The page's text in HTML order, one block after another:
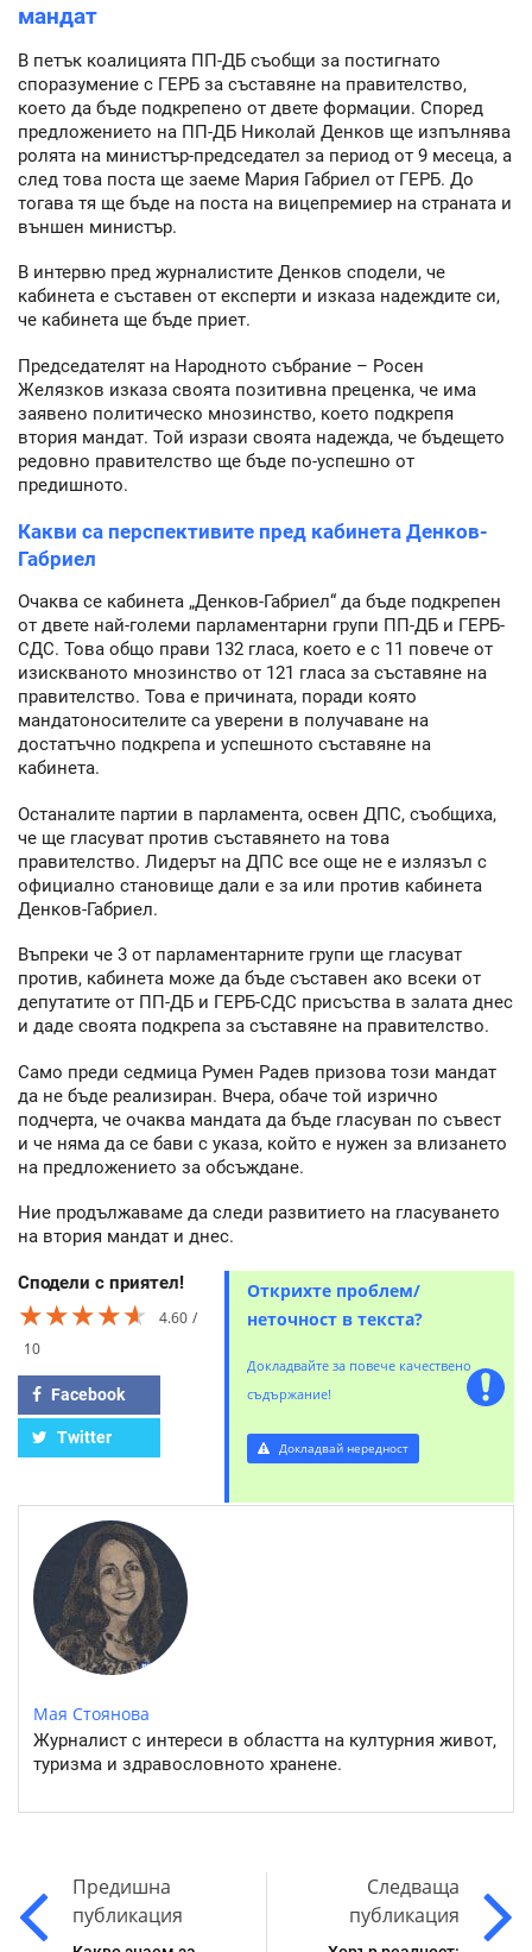
мандат
В петък коалицията ПП-ДБ съобщи за постигнато
споразумение с ГЕРБ за съставяне на правителство,
което да бъде подкрепено от двете формации. Според
предложението на ПП-ДБ Николай Денков ще изпълнява
ролята на министър-председател за период от 9 месеца, а
след това поста ще заеме Мария Габриел от ГЕРБ. До
тогава тя ще бъде на поста на вицепремиер на страната и
външен министър.
В интервю пред журналистите Денков сподели, че
кабинета е съставен от експерти и изказа надеждите си,
че кабинета ще бъде приет.
Председателят на Народното събрание – Росен
Желязков изказа своята позитивна преценка, че има
заявено политическо мнозинство, което подкрепя
втория мандат. Той изрази своята надежда, че бъдещето
редовно правителство ще бъде по-успешно от
предишното.
Какви са перспективите пред кабинета Денков-
Габриел
Очаква се кабинета „Денков-Габриел“ да бъде подкрепен
от двете най-големи парламентарни групи ПП-ДБ и ГЕРБ-
СДС. Това общо прави 132 гласа, което е с 11 повече от
изискваното мнозинство от 121 гласа за съставяне на
правителство. Това е причината, поради която
мандатоносителите са уверени в получаване на
достатъчно подкрепа и успешното съставяне на
кабинета.
Останалите партии в парламента, освен ДПС, съобщиха,
че ще гласуват против съставянето на това
правителство. Лидерът на ДПС все още не е излязъл с
официално становище дали е за или против кабинета
Денков-Габриел.
Въпреки че 3 от парламентарните групи ще гласуват
против, кабинета може да бъде съставен ако всеки от
депутатите от ПП-ДБ и ГЕРБ-СДС присъства в залата днес
и даде своята подкрепа за съставяне на правителство.
Само преди седмица Румен Радев призова този мандат
да не бъде реализиран. Вчера, обаче той изрично
подчерта, че очаква мандата да бъде гласуван по съвест
и че няма да се бави с указа, който е нужен за влизането
на предложението за обсъждане.
Ние продължаваме да следи развитието на гласуването
на втория мандат и днес.
Сподели с приятел!
★★★★★
★★★★★
★★★★★
4.60
10
Facebook
Twitter
Открихте проблем/
неточност в текста?
Докладвайте за повече качествено
съдържание!
Докладвай нередност
Мая Стоянова
Журналист с интереси в областта на културния живот,
туризма и здравословното хранене.
Предишна
публикация
Следваща
публикация